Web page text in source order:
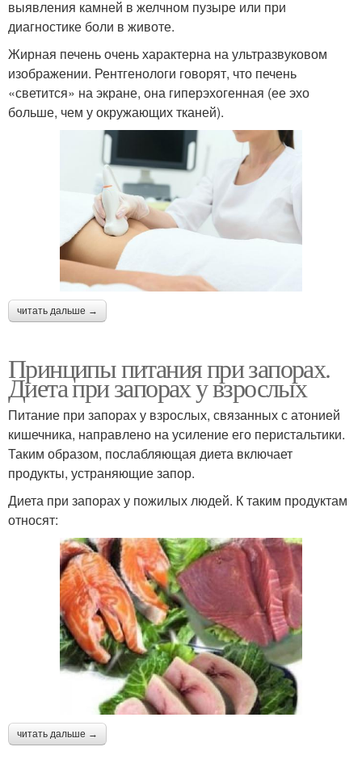
выявления камней в желчном пузыре или при
диагностике боли в животе.
Жирная печень очень характерна на ультразвуковом
изображении. Рентгенологи говорят, что печень
«светится» на экране, она ​​гиперэхогенная (ее эхо
больше, чем у окружающих тканей).
читать дальше →
Принципы питания при запорах.
Диета при запорах у взрослых
Питание при запорах у взрослых, связанных с атонией
кишечника, направлено на усиление его перистальтики.
Таким образом, послабляющая диета включает
продукты, устраняющие запор.
Диета при запорах у пожилых людей. К таким продуктам
относят:
читать дальше →